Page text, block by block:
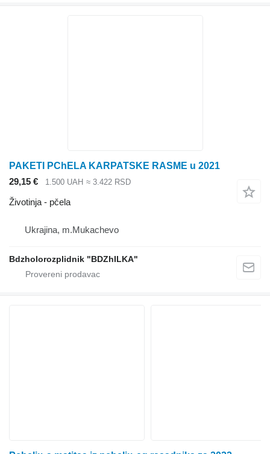
PAKETI PChELA KARPATSKE RASME u 2021
29,15 €
1.500 UAH ≈ 3.422 RSD
Životinja - pčela
Ukrajina, m.Mukachevo
Bdzholorozplidnik "BDZhILKA"